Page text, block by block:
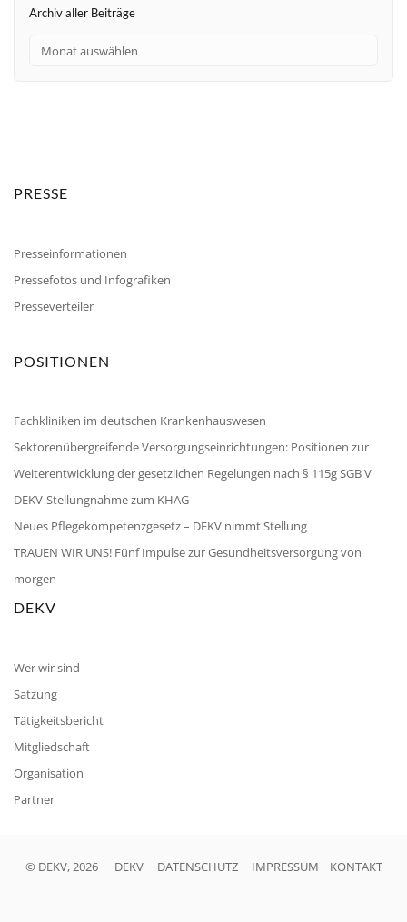
Archiv aller Beiträge
PRESSE
Presseinformationen
Pressefotos und Infografiken
Presseverteiler
POSITIONEN
Fachkliniken im deutschen Krankenhauswesen
Sektorenübergreifende Versorgungseinrichtungen: Positionen zur
Weiterentwicklung der gesetzlichen Regelungen nach § 115g SGB V
DEKV-Stellungnahme zum KHAG
Neues Pflegekompetenzgesetz – DEKV nimmt Stellung
TRAUEN WIR UNS! Fünf Impulse zur Gesundheitsversorgung von
morgen
DEKV
Wer wir sind
Satzung
Tätigkeitsbericht
Mitgliedschaft
Organisation
Partner
© DEKV, 2026 DEKV DATENSCHUTZ IMPRESSUM KONTAKT